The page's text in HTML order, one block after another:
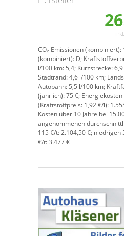
CO₂ Emissionen (kombiniert):
(kombiniert): D;
l/100 km: 5,4; Kurzstrecke:
Stadtrand:4,6 l/100 km;
Autobahn: 5,5 l/100 km;
(jährlich):75 €;
(Kraftstoffpreis: 1,92€/l):
Kosten über 10 Jahre bei
angenommenen
115 €/t:2.104,50 €; niedrigen
€/t: 3.477 €